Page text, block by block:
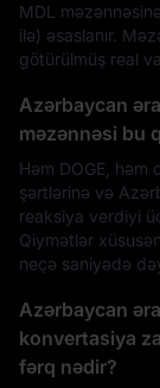
MDL
ilə) əsaslanır.
götürülmüş real
Azərbaycan
məzənnəsi bu
Həm DOGE,
şərtlərinə və
reaksiya verdiyi
Qiymətlər
neçə saniyədə
Azərbaycan
konvertasiya
fərq nədir?